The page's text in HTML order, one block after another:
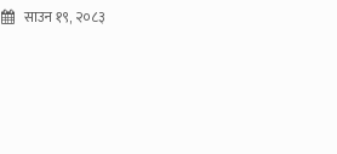
साउन १९, २०८३